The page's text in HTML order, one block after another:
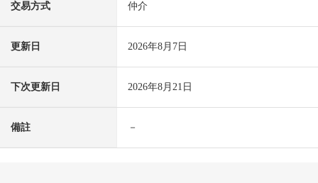
交易方式 仲介
更新日 2026年8月7日
下次更新日 2026年8月21日
備註 －